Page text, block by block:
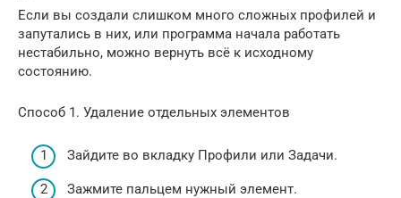
Если вы создали слишком много сложных профилей и
запутались в них, или программа начала работать
нестабильно, можно вернуть всё к исходному
состоянию.
Способ 1. Удаление отдельных элементов
Зайдите во вкладку Профили или Задачи.
Зажмите пальцем нужный элемент.